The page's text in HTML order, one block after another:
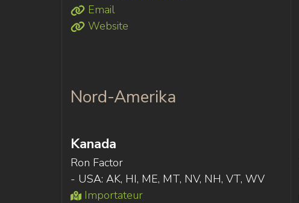
Email
Website
Nord-Amerika
Kanada
Ron Factor
- USA: AK, HI, ME, MT, NV, NH, VT, WV
Importateur